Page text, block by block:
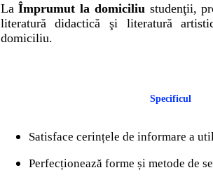
LaÎmprumut la domiciliu studenţii,
literatură didactică şi literatură
domiciliu.
Specificul
Satisface cerințele de informare a
Perfecționează forme și metode de